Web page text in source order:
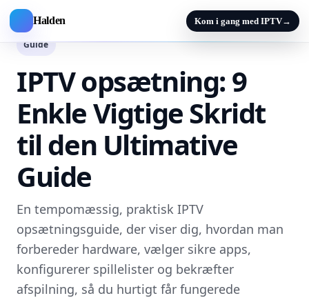
Halden Kom i gang med IPTV→
Guide
IPTV opsætning: 9
Enkle Vigtige Skridt
til den Ultimative
Guide
En tempomæssig, praktisk IPTV
opsætningsguide, der viser dig, hvordan man
forbereder hardware, vælger sikre apps,
konfigurerer spillelister og bekræfter
afspilning, så du hurtigt får fungerede